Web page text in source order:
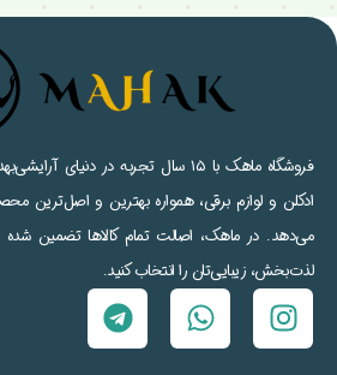
فروشگاه ماهک با ۱۵ سال تجربه در
ادکلن و لوازم برقی، همواره بهترین و اصل‌ترین
می‌دهد. در ماهک، اصالت تمام کالاها تضمین شده
لذت‌بخش، زیبایی‌تان را انتخاب کنید.